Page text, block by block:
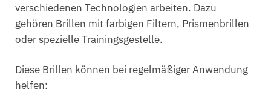
verschiedenen Technologien arbeiten. Dazu
gehören Brillen mit farbigen Filtern, Prismenbrillen
oder spezielle Trainingsgestelle.
Diese Brillen können bei regelmäßiger Anwendung
helfen: